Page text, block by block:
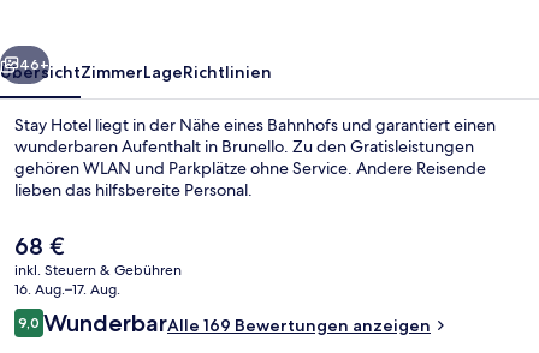
Hochwertige Bettwaren,
Weiter
46+
ÜbersichtZimmerLageRichtlinien
Stay Hotel liegt in der Nähe eines Bahnhofs und garantiert einen
wunderbaren Aufenthalt in Brunello. Zu den Gratisleistungen
gehören WLAN und Parkplätze ohne Service. Andere Reisende
lieben das hilfsbereite Personal.
Der
aktuelle
Preis
beträgt
68 €.
68 €
inkl. Steuern & Gebühren
16. Aug.–17. Aug.
Bewertungen
9,09,0 von 10.
WunderbarAlle 169 Bewertungen anzeigen